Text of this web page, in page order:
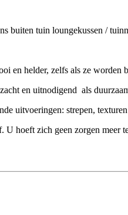
buiten tuin loungekussen /
en helder, zelfs als ze
en uitnodigend als
uitvoeringen: strepen,
hoeft zich geen zorgen meer